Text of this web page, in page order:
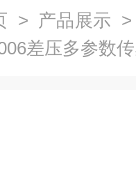
> 产品展示
差压多参数